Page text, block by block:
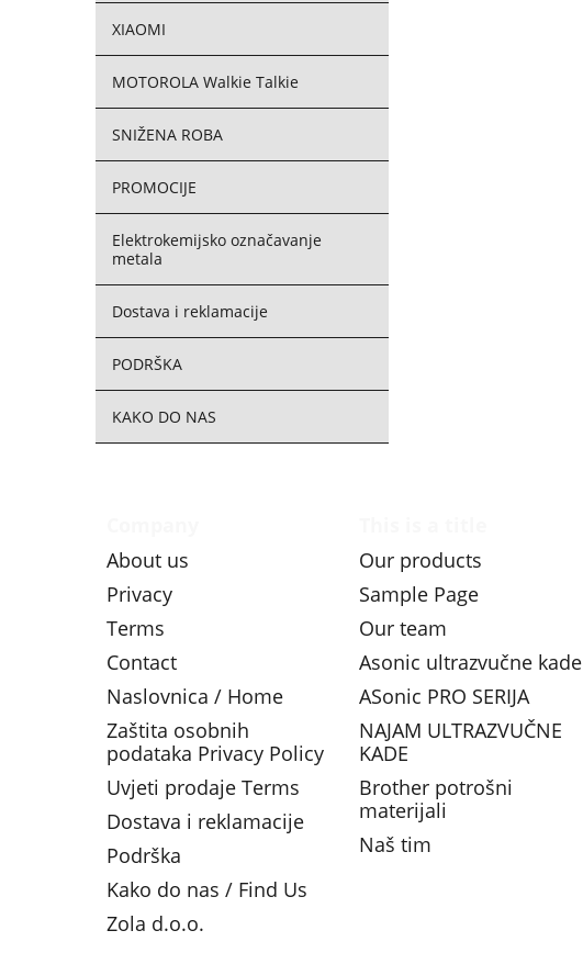
XIAOMI
MOTOROLA Walkie Talkie
SNIŽENA ROBA
PROMOCIJE
Elektrokemijsko označavanje
metala
Dostava i reklamacije
PODRŠKA
KAKO DO NAS
About us
Privacy
Terms
Contact
Naslovnica / Home
Zaštita osobnih
podataka Privacy Policy
Uvjeti prodaje Terms
Dostava i reklamacije
Podrška
Kako do nas / Find Us
Zola d.o.o.
Our products
Sample Page
Our team
Asonic ultrazvučne kade
ASonic PRO SERIJA
NAJAM ULTRAZVUČNE
KADE
Brother potrošni
materijali
Naš tim